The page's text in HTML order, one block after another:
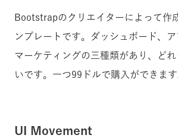
Bootstrapのクリエイターによって作
ンプレートです。ダッシュボード、ア
マーケティングの三種類があり、ど
いです。一つ99ドルで購入ができます
UI Movement